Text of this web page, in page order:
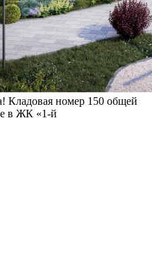
Кладовая номер 150 общей
в ЖК «1-й